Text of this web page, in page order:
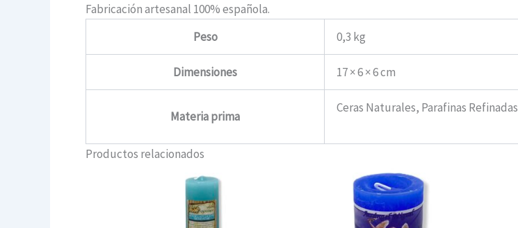
Fabricación artesanal 100% española.
Peso
0,3 kg
Dimensiones 17 × 6 × 6 cm
Materia prima
Ceras Naturales, Parafinas Refinadas
Productos relacionados